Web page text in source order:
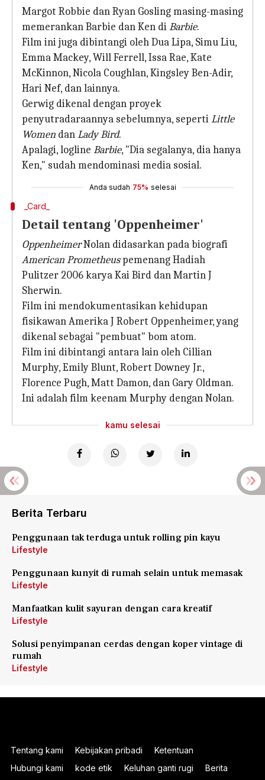
Margot Robbie dan Ryan Gosling masing-masing
memerankan Barbie dan Ken diBarbie.
Film ini juga dibintangi oleh Dua Lipa, Simu Liu,
Emma Mackey, Will Ferrell, Issa Rae, Kate
McKinnon, Nicola Coughlan, Kingsley Ben-Adir,
Hari Nef, dan lainnya.
Gerwig dikenal dengan proyek
penyutradaraannya sebelumnya, sepertiLittle
Women danLady Bird.
Apalagi, logline Barbie, "Dia segalanya, dia hanya
Ken," sudah mendominasi media sosial.
Anda sudah 75% selesai
_Card_
Detail tentang 'Oppenheimer'
OppenheimerNolan didasarkan pada biografi
American Prometheuspemenang Hadiah
Pulitzer 2006 karya Kai Bird dan Martin J
Sherwin.
Film ini mendokumentasikan kehidupan
fisikawan Amerika J Robert Oppenheimer, yang
dikenal sebagai "pembuat" bom atom.
Film ini dibintangi antara lain oleh Cillian
Murphy, Emily Blunt, Robert Downey Jr.,
Florence Pugh, Matt Damon, dan Gary Oldman.
Ini adalah film keenam Murphy dengan Nolan.
kamu selesai
Berita Terbaru
Penggunaan tak terduga untuk rolling pin kayu
Lifestyle
Penggunaan kunyit di rumah selain untuk memasak
Lifestyle
Manfaatkan kulit sayuran dengan cara kreatif
Lifestyle
Solusi penyimpanan cerdas dengan koper vintage di
rumah
Lifestyle
Tentang kami Kebijakan pribadi
Ketentuan
Hubungi kami
kode etik Keluhan ganti rugi Berita